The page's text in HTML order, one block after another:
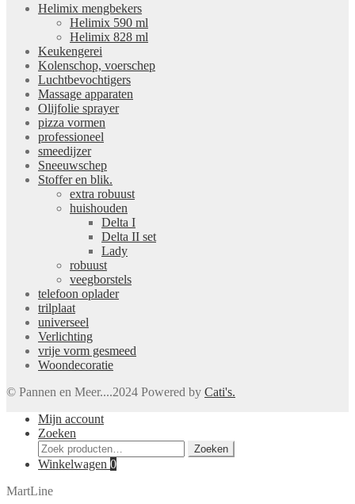
Helimix mengbekers
Helimix 590 ml
Helimix 828 ml
Keukengerei
Kolenschop, voerschep
Luchtbevochtigers
Massage apparaten
Olijfolie sprayer
pizza vormen
professioneel
smeedijzer
Sneeuwschep
Stoffer en blik.
extra robuust
huishouden
Delta I
Delta II set
Lady
robuust
veegborstels
telefoon oplader
trilplaat
universeel
Verlichting
vrije vorm gesmeed
Woondecoratie
© Pannen en Meer....2024 Powered by Cati's.
Mijn account
Zoeken
Zoeken
naar:
Zoeken
Winkelwagen 0
MartLine